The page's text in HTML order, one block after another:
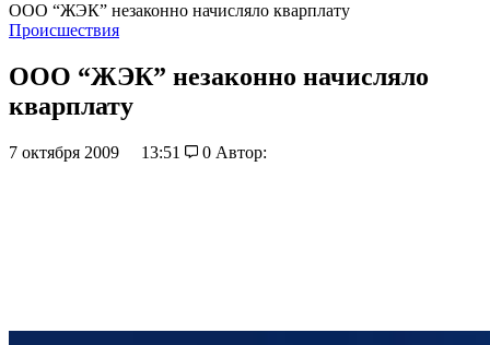
ООО “ЖЭК” незаконно начисляло кварплату
Происшествия
ООО “ЖЭК” незаконно начисляло
кварплату
7 октября 2009 13:51 0 Автор: